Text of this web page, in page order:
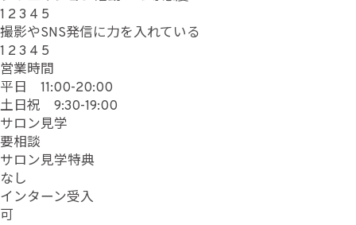
1 23 4 5
撮影やSNS発信に力を入れている
1 23 4 5
営業時間
平日 11:00-20:00
土日祝 9:30-19:00
サロン見学
要相談
サロン見学特典
なし
インターン受入
可